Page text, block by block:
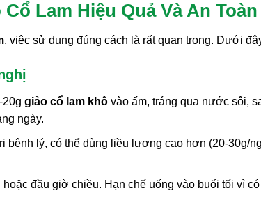
Lam Hiệu Quả Và An Toàn
, việc sử dụng đúng cách là rất quan trọng. Dưới
20g giảo cổ lam khôvào ấm, tráng qua nước sôi,
ngày.
lý, có thể dùng liều lượng cao hơn (20-30g/
đầu giờ chiều. Hạn chế uống vào buổi tối vì